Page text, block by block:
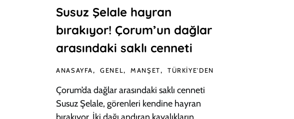
Susuz Şelale hayran
bırakıyor! Çorum’un dağlar
arasındaki saklı cenneti
ANASAYFA GENEL MANŞET TÜRKIYE'DEN
Çorum’da dağlar arasındaki saklı cenneti
Susuz Şelale, görenleri kendine hayran